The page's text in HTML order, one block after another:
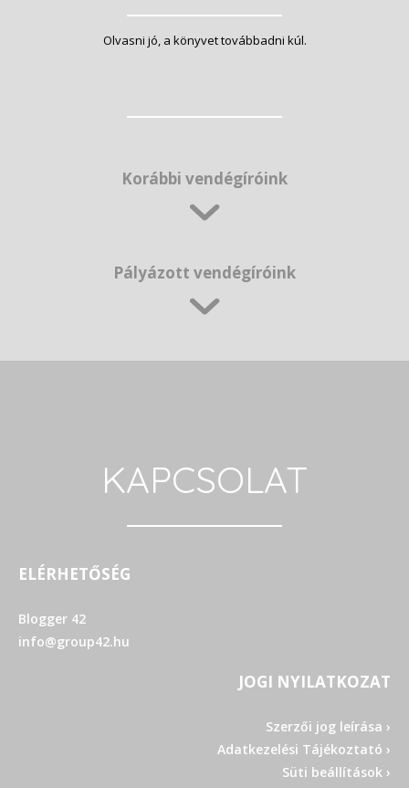
Olvasni jó, a könyvet továbbadni kúl.
Korábbi vendégíróink
Pályázott vendégíróink
KAPCSOLAT
ELÉRHETŐSÉG
Blogger 42
info@group42.hu
JOGI NYILATKOZAT
Szerzői jog leírása ›
Adatkezelési Tájékoztató ›
Süti beállítások ›